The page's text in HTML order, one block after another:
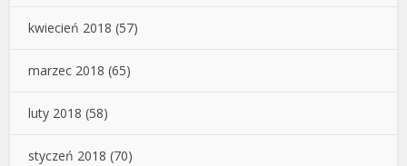
kwiecień 2018 (57)
marzec 2018 (65)
luty 2018 (58)
styczeń 2018 (70)